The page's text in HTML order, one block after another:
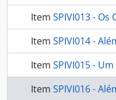
Item SPIVI013 - Os
Item SPIVI014 -
Item SPIVI015 -
Item SPIVI016 -